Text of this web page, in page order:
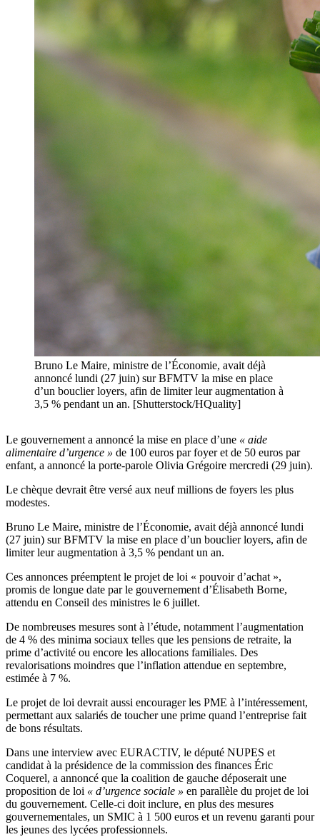
Bruno Le Maire, ministre de l’Économie, avait déjà
annoncé lundi (27 juin) sur BFMTV la mise en place
d’un bouclier loyers, afin de limiter leur augmentation à
3,5 % pendant un an. [Shutterstock/HQuality]
Le gouvernement a annoncé la mise en place d’une « aide
alimentaire d’urgence » de 100 euros par foyer et de 50 euros par
enfant, a annoncé la porte-parole Olivia Grégoire mercredi (29 juin).
Le chèque devrait être versé aux neuf millions de foyers les plus
modestes.
Bruno Le Maire, ministre de l’Économie, avait déjà annoncé lundi
(27 juin) sur BFMTV la mise en place d’un bouclier loyers, afin de
limiter leur augmentation à 3,5 % pendant un an.
Ces annonces préemptent le projet de loi « pouvoir d’achat »,
promis de longue date par le gouvernement d’Élisabeth Borne,
attendu en Conseil des ministres le 6 juillet.
De nombreuses mesures sont à l’étude, notamment l’augmentation
de 4 % des minima sociaux telles que les pensions de retraite, la
prime d’activité ou encore les allocations familiales. Des
revalorisations moindres que l’inflation attendue en septembre,
estimée à 7 %.
Le projet de loi devrait aussi encourager les PME à l’intéressement,
permettant aux salariés de toucher une prime quand l’entreprise fait
de bons résultats.
Dans une interview avec EURACTIV, le député NUPES et
candidat à la présidence de la commission des finances Éric
Coquerel, a annoncé que la coalition de gauche déposerait une
proposition de loi « d’urgence sociale » en parallèle du projet de loi
du gouvernement. Celle-ci doit inclure, en plus des mesures
gouvernementales, un SMIC à 1 500 euros et un revenu garanti pour
les jeunes des lycées professionnels.